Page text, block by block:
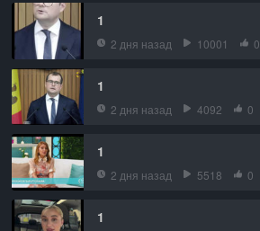
1
2 дня назад 10001 0
1
2 дня назад 4092 0
1
2 дня назад 5518 0
1